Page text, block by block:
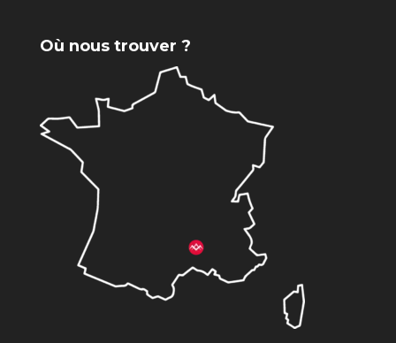
Où nous trouver ?